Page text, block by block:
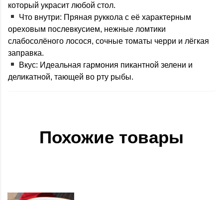
который украсит любой стол.
Что внутри: Пряная руккола с её характерным
ореховым послевкусием, нежные ломтики
слабосолёного лосося, сочные томаты черри и лёгкая
заправка.
Вкус: Идеальная гармония пикантной зелени и
деликатной, тающей во рту рыбы.
Похожие товары
В список желаний